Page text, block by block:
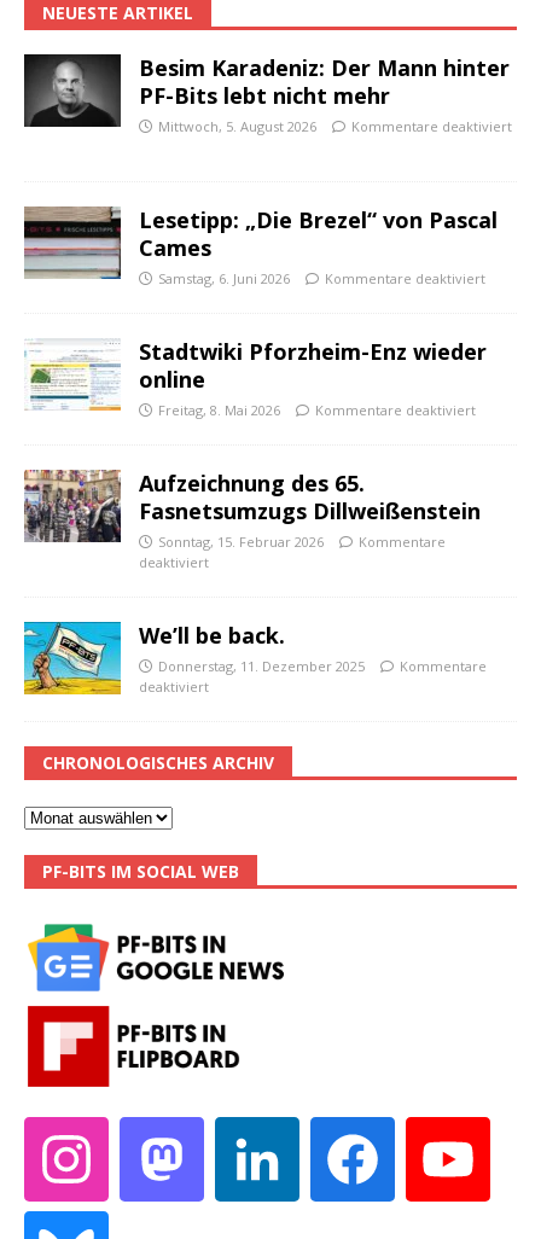
NEUESTE ARTIKEL
Besim Karadeniz: Der Mann hinter
PF-Bits lebt nicht mehr
Mittwoch, 5. August 2026 Kommentare deaktiviert
Lesetipp: „Die Brezel“ von Pascal
Cames
Samstag, 6. Juni 2026 Kommentare deaktiviert
Stadtwiki Pforzheim-Enz wieder
online
Freitag, 8. Mai 2026 Kommentare deaktiviert
Aufzeichnung des 65.
Fasnetsumzugs Dillweißenstein
Sonntag, 15. Februar 2026
Kommentare
deaktiviert
We’ll be back.
Donnerstag, 11. Dezember 2025
Kommentare
deaktiviert
CHRONOLOGISCHES ARCHIV
PF-BITS IM SOCIAL WEB